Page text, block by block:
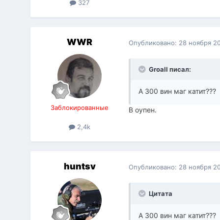
327
WWR
Заблокированные
2,4k
Опубликовано: 28 ноября
Groall писал:
А 300 вин маг катит???
В оупен.
huntsv Опубликовано: 28 ноября
Цитата
А 300 вин маг катит???